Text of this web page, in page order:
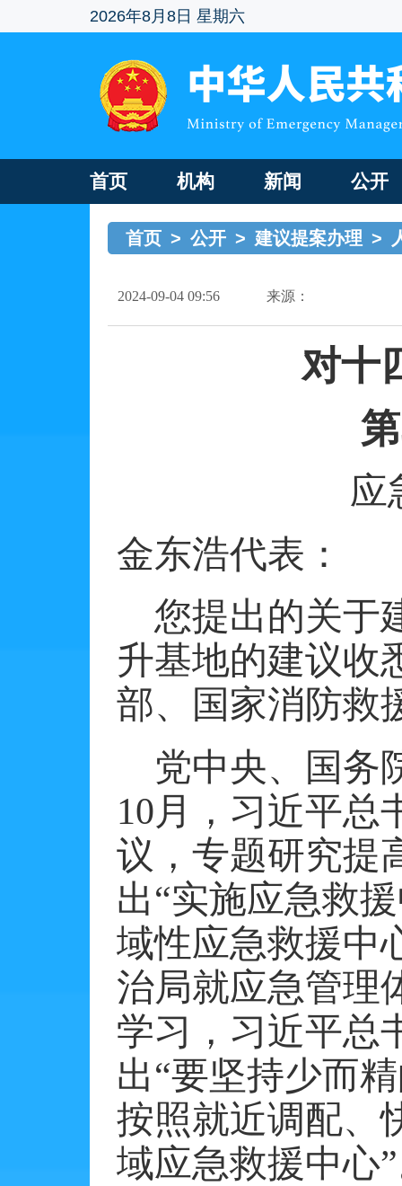
2026年8月8日 星期六
首页 机构 新闻 公开
首页 > 公开 > 建议提案办理 >
2024-09-04 09:56 来源：
对十
第
应
金东浩代表：
您提出的关于
升基地的建议收
部、国家消防救
党中央、国务
10月，习近平总
议，专题研究提
出“实施应急救
域性应急救援中
治局就应急管理
学习，习近平总
出“要坚持少而
按照就近调配、
域应急救援中心